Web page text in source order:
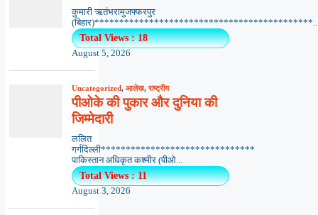
कुमारी ऋतंभरामुजफ्फरपुर
Total Views : 18
August 5, 2026
Uncategorized, आलेख,राष्ट्रीय
पीओके की पुकार और दुनिया की
जिम्मेदारी
ललित
गर्गदिल्ली*******************************
पाकिस्तान अधिकृत कश्मीर (पीओ...
Total Views : 11
August 3, 2026